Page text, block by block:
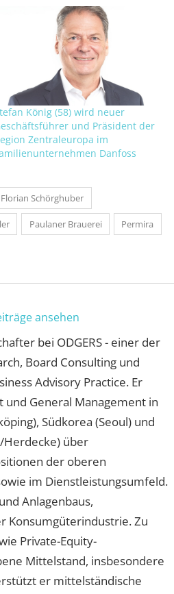
König (58) wird neuer
und Präsident der
Zentraleuropa im
Danfoss
Florian Schörghuber
Paulaner Brauerei Permira
ansehen
bei ODGERS - einer der
Board Consulting und
Advisory Practice. Er
General Management in
Südkorea (Seoul) und
Herdecke) über
der oberen
im Dienstleistungsumfeld.
Anlagenbaus,
Konsumgüterindustrie. Zu
Private-Equity-
Mittelstand, insbesondere
er mittelständische